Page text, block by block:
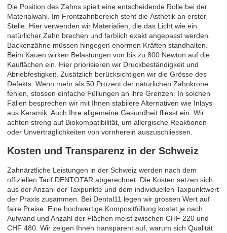
Die Position des Zahns spielt eine entscheidende Rolle bei der
Materialwahl. Im Frontzahnbereich steht die Ästhetik an erster
Stelle. Hier verwenden wir Materialien, die das Licht wie ein
natürlicher Zahn brechen und farblich exakt angepasst werden.
Backenzähne müssen hingegen enormen Kräften standhalten.
Beim Kauen wirken Belastungen von bis zu 800 Newton auf die
Kauflächen ein. Hier priorisieren wir Druckbeständigkeit und
Abriebfestigkeit. Zusätzlich berücksichtigen wir die Grösse des
Defekts. Wenn mehr als 50 Prozent der natürlichen Zahnkrone
fehlen, stossen einfache Füllungen an ihre Grenzen. In solchen
Fällen besprechen wir mit Ihnen stabilere Alternativen wie Inlays
aus Keramik. Auch Ihre allgemeine Gesundheit fliesst ein. Wir
achten streng auf Biokompatibilität, um allergische Reaktionen
oder Unverträglichkeiten von vornherein auszuschliessen.
Kosten und Transparenz in der Schweiz
Zahnärztliche Leistungen in der Schweiz werden nach dem
offiziellen Tarif DENTOTAR abgerechnet. Die Kosten setzen sich
aus der Anzahl der Taxpunkte und dem individuellen Taxpunktwert
der Praxis zusammen. Bei Dental11 legen wir grossen Wert auf
faire Preise. Eine hochwertige Kompositfüllung kostet je nach
Aufwand und Anzahl der Flächen meist zwischen CHF 220 und
CHF 480. Wir zeigen Ihnen transparent auf, warum sich Qualität